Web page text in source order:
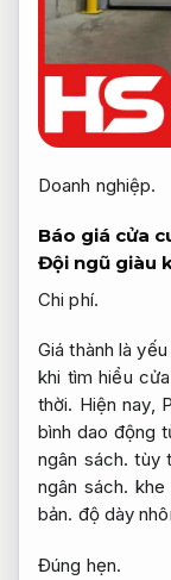
Doanh nghiệp.
Báo giá cửa
Đội ngũ giàu
Chi phí.
Giá thành là
khi tìm hiểu
thời. Hiện nay,
bình dao động
ngân sách. tùy
ngân sách. khe
bản. độ dày
Đúng hẹn.